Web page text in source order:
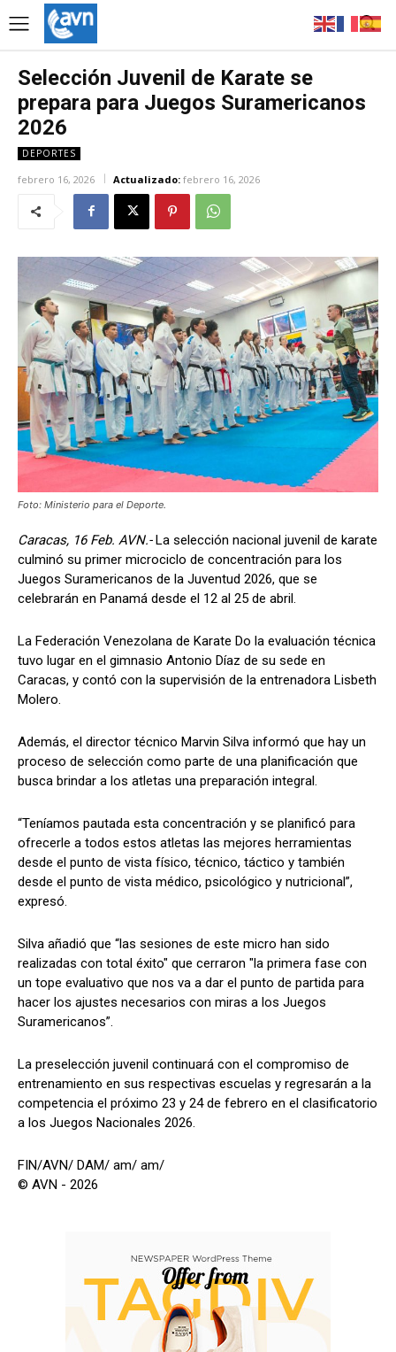
Selección Juvenil de Karate se
prepara para Juegos Suramericanos
2026
DEPORTES
febrero 16, 2026 Actualizado: febrero 16, 2026
Foto: Ministerio para el Deporte.
Caracas, 16 Feb. AVN.-La selección nacional juvenil de karate
culminó su primer microciclo de concentración para los
Juegos Suramericanos de la Juventud 2026, que se
celebrarán en Panamá desde el 12 al 25 de abril.
La Federación Venezolana de Karate Do la evaluación técnica
tuvo lugar en el gimnasio Antonio Díaz de su sede en
Caracas, y contó con la supervisión de la entrenadora Lisbeth
Molero.
Además, el director técnico Marvin Silva informó que hay un
proceso de selección como parte de una planificación que
busca brindar a los atletas una preparación integral.
“Teníamos pautada esta concentración y se planificó para
ofrecerle a todos estos atletas las mejores herramientas
desde el punto de vista físico, técnico, táctico y también
desde el punto de vista médico, psicológico y nutricional”,
expresó.
Silva añadió que “las sesiones de este micro han sido
realizadas con total éxito" que cerraron "la primera fase con
un tope evaluativo que nos va a dar el punto de partida para
hacer los ajustes necesarios con miras a los Juegos
Suramericanos”.
La preselección juvenil continuará con el compromiso de
entrenamiento en sus respectivas escuelas y regresarán a la
competencia el próximo 23 y 24 de febrero en el clasificatorio
a los Juegos Nacionales 2026.
FIN/AVN/ DAM/ am/ am/
© AVN - 2026